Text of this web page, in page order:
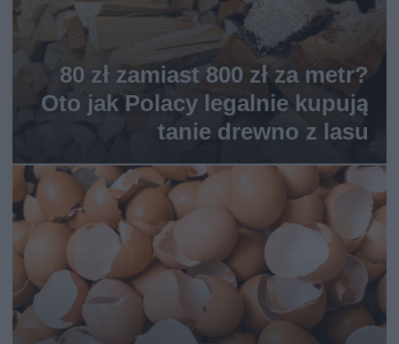
80 zł zamiast 800 zł za metr?
Oto jak Polacy legalnie kupują
tanie drewno z lasu